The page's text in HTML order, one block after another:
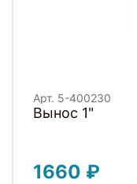
Арт. 5-400230
Вынос 1"
1660 ₽